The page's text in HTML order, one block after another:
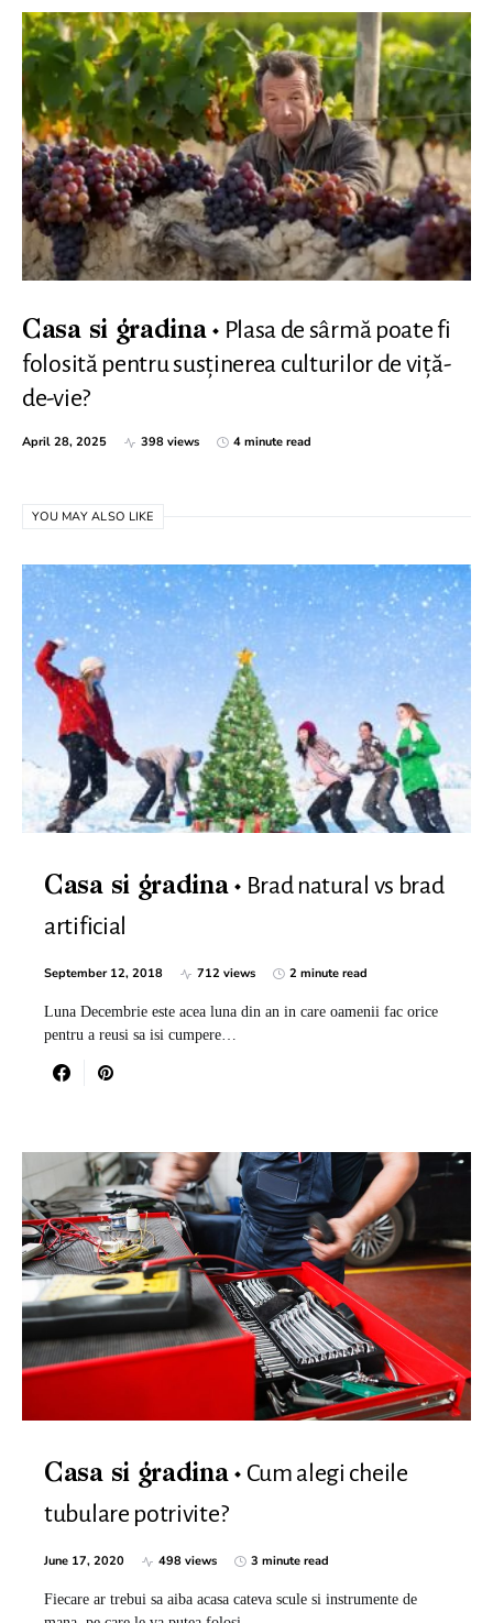
Casa si gradina
Plasa de sârmă poate fi
folosită pentru susținerea culturilor de viță-
de-vie?
April 28, 2025 398 views 4 minute read
YOU MAY ALSO LIKE
Casa si gradina
Brad natural vs brad
artificial
September 12, 2018 712 views 2 minute read
Luna Decembrie este acea luna din an in care oamenii fac orice
pentru a reusi sa isi cumpere…
Casa si gradina
Cum alegi cheile
tubulare potrivite?
June 17, 2020 498 views 3 minute read
Fiecare ar trebui sa aiba acasa cateva scule si instrumente de